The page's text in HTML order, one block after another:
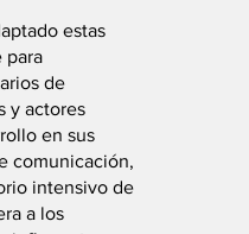
estas
para
de
y actores
en sus
comunicación,
intensivo de
a los